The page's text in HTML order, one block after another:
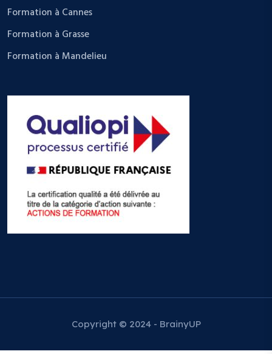
Formation à Cannes
Formation à Grasse
Formation à Mandelieu
Copyright © 2024 - BrainyUP